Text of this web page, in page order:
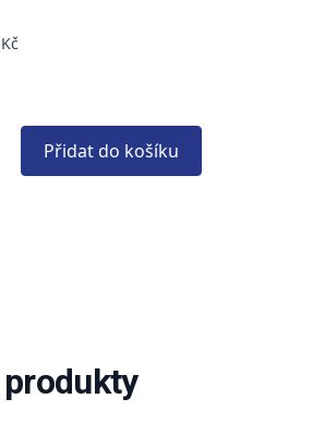
Přidat do košíku